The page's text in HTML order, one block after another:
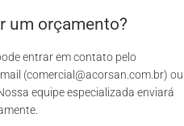
um orçamento?
entrar em contato pelo
(comercial@acorsan.com.br) ou
equipe especializada enviará